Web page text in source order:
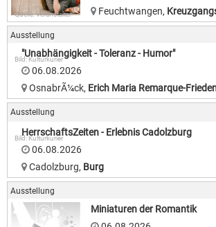
Quelle: Veranstalter
Feuchtwangen,
Ausstellung
Bild: Kulturkurier
"Unabhängigkeit - Toleranz - Humor"
06.08.2026
OsnabrÃ¼ck, Erich Maria Remarque-
Ausstellung
Bild: Kulturkurier
HerrschaftsZeiten - Erlebnis Cadolzburg
06.08.2026
Cadolzburg, Burg
Ausstellung
Miniaturen der Romantik